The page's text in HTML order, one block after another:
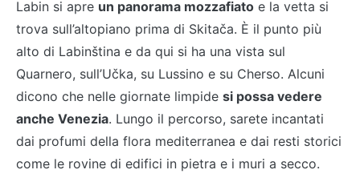
Labin si apre un panorama mozzafiato e la vetta si
trova sull’altopiano prima di Skitača. È il punto più
alto di Labinština e da qui si ha una vista sul
Quarnero, sull’Učka, su Lussino e su Cherso. Alcuni
dicono che nelle giornate limpide si possa vedere
anche Venezia. Lungo il percorso, sarete incantati
dai profumi della flora mediterranea e dai resti storici
come le rovine di edifici in pietra e i muri a secco.